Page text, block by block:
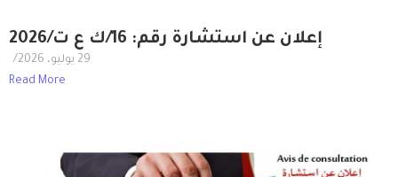
إعلان عن استشارة رقم: 16/ك ع ت/2026
29 يوليو، 2026
/
Read More